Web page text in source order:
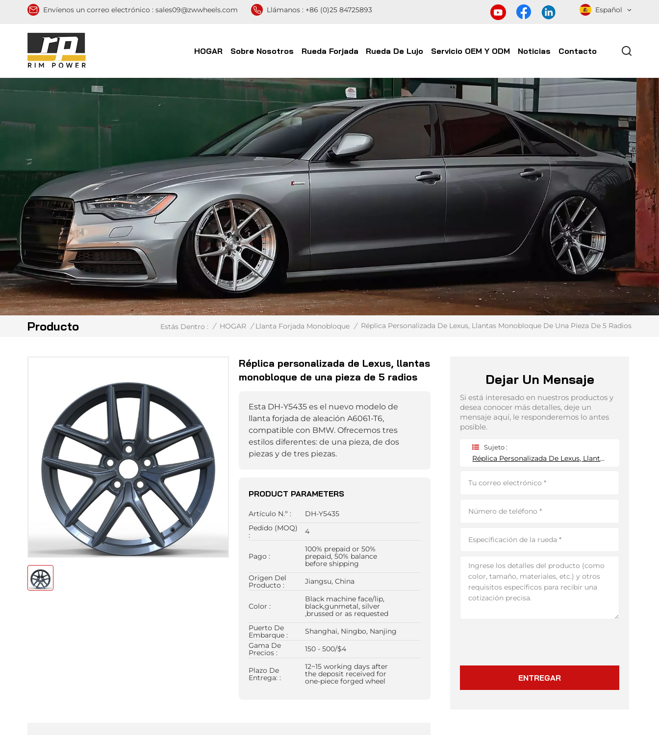
Envíenos un correo electrónico : sales09@zwwheels.com Llámanos : +86 (0)25 84725893 Español
HOGAR Sobre Nosotros Rueda Forjada Rueda De Lujo Servicio OEM Y ODM Noticias Contacto
Producto Estás Dentro : / HOGAR / Llanta Forjada Monobloque / Réplica Personalizada De Lexus, Llantas Monobloque De Una Pieza De 5 Radios
Réplica personalizada de Lexus, llantas
monobloque de una pieza de 5 radios
Esta DH-Y5435 es el nuevo modelo de
llanta forjada de aleación A6061-T6,
compatible con BMW. Ofrecemos tres
estilos diferentes: de una pieza, de dos
piezas y de tres piezas.
PRODUCT PARAMETERS
Artículo N.º :
DH-Y5435
Pedido (MOQ)
:
4
Pago :
100% prepaid or 50%
prepaid, 50% balance
before shipping
Origen Del
Producto :
Jiangsu, China
Color :
Black machine face/lip,
black,gunmetal, silver
,brussed or as requested
Puerto De
Embarque :
Shanghai, Ningbo, Nanjing
Gama De
Precios :
150 - 500/$4
Plazo De
Entrega: :
12~15 working days after
the deposit received for
one-piece forged wheel
Dejar Un Mensaje
Si está interesado en nuestros productos y
desea conocer más detalles, deje un
mensaje aquí, le responderemos lo antes
posible.
Sujeto :
Réplica Personalizada De Lexus, Llantas Monobloque De Una Pieza De 5 Radios
ENTREGAR